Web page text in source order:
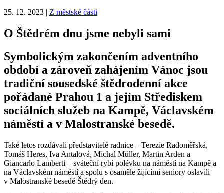
25. 12. 2023 | Z městské části
O Štědrém dnu jsme nebyli sami
Symbolickým zakončením adventního
období a zároveň zahájením Vánoc jsou
tradiční sousedské štědrodenní akce
pořádané Prahou 1 a jejím Střediskem
sociálních služeb na Kampě, Václavském
náměstí a v Malostranské besedě.
Také letos rozdávali představitelé radnice – Terezie Radoměřská,
Tomáš Heres, Iva Antalová, Michal Müller, Martin Arden a
Giancarlo Lamberti – sváteční rybí polévku na náměstí na Kampě a
na Václavském náměstí a spolu s osaměle žijícími seniory oslavili
v Malostranské besedě Štědrý den.